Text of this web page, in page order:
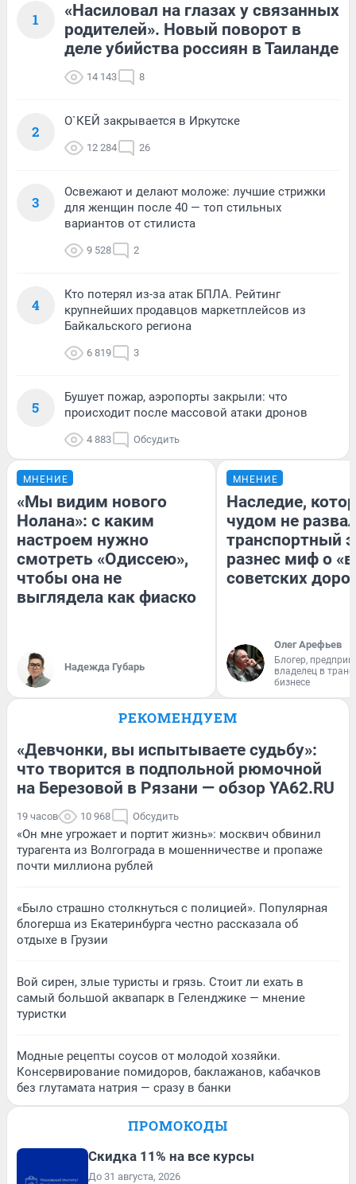
1
«Насиловал на глазах у связанных
родителей». Новый поворот в
деле убийства россиян в Таиланде
14 143 8
2
О`КЕЙ закрывается в Иркутске
12 284 26
3
Освежают и делают моложе: лучшие стрижки
для женщин после 40 — топ стильных
вариантов от стилиста
9 528 2
4
Кто потерял из-за атак БПЛА. Рейтинг
крупнейших продавцов маркетплейсов из
Байкальского региона
6 819 3
5
Бушует пожар, аэропорты закрыли: что
происходит после массовой атаки дронов
4 883 Обсудить
МНЕНИЕ
«Мы видим нового
Нолана»: с каким
настроем нужно
смотреть «Одиссею»,
чтобы она не
выглядела как фиаско
Надежда Губарь
МНЕНИЕ
Наследие,
чудом не
транспортный
разнес миф о
советских
Олег Арефьев
Блогер,
владелец в
бизнесе
РЕКОМЕНДУЕМ
«Девчонки, вы испытываете судьбу»:
что творится в подпольной рюмочной
на Березовой в Рязани — обзор YA62.RU
19 часов 10 968 Обсудить
«Он мне угрожает и портит жизнь»: москвич обвинил
турагента из Волгограда в мошенничестве и пропаже
почти миллиона рублей
«Было страшно столкнуться с полицией». Популярная
блогерша из Екатеринбурга честно рассказала об
отдыхе в Грузии
Вой сирен, злые туристы и грязь. Стоит ли ехать в
самый большой аквапарк в Геленджике — мнение
туристки
Модные рецепты соусов от молодой хозяйки.
Консервирование помидоров, баклажанов, кабачков
без глутамата натрия — сразу в банки
ПРОМОКОДЫ
Скидка 11% на все курсы
До 31 августа, 2026